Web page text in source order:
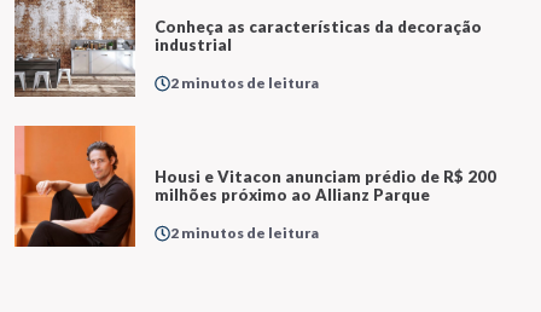
Conheça as características da decoração
industrial
2 minutos de leitura
Housi e Vitacon anunciam prédio de R$ 200
milhões próximo ao Allianz Parque
2 minutos de leitura